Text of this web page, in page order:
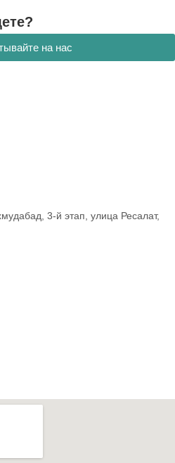
на нас
3-й этап, улица Ресалат,